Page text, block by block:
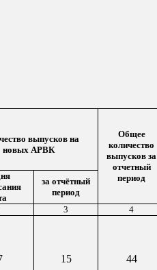
выпусков на
новых АРВК
Общее
количество
выпусков за
отчетный
период
за отчётный
период
3 4
15 44